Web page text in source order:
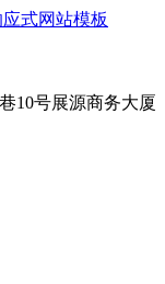
10号展源商务大厦